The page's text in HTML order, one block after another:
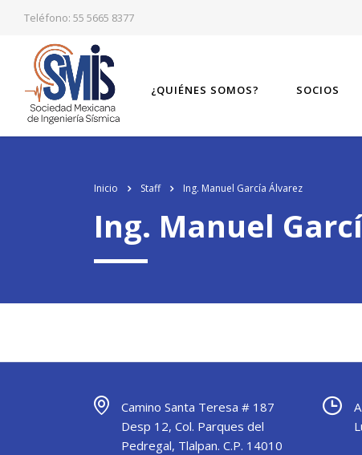
Teléfono: 55 5665 8377
¿QUIÉNES SOMOS? SOCIOS
Inicio Staff Ing. Manuel García Álvarez
Ing. Manuel
Camino Santa Teresa # 187
Desp 12, Col. Parques del
Pedregal, Tlalpan. C.P. 14010